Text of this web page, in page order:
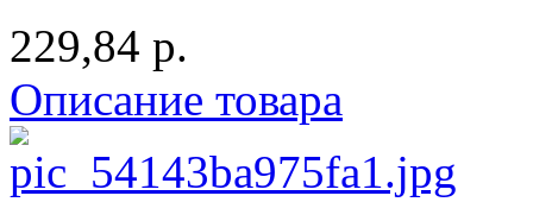
229,84 р.
Описание товара